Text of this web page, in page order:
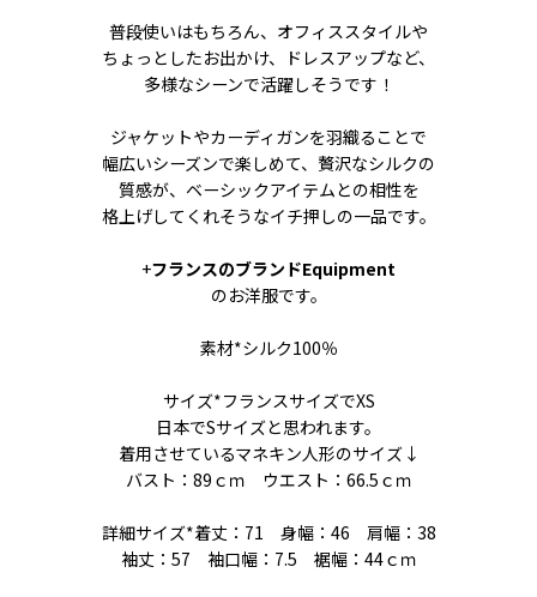
普段使いはもちろん、オフィススタイルや
ちょっとしたお出かけ、ドレスアップなど、
多様なシーンで活躍しそうです！
ジャケットやカーディガンを羽織ることで
幅広いシーズンで楽しめて、贅沢なシルクの
質感が、ベーシックアイテムとの相性を
格上げしてくれそうなイチ押しの一品です。
+フランスのブランドEquipment
のお洋服です。
素材*シルク100％
サイズ*フランスサイズでXS
日本でSサイズと思われます。
着用させているマネキン人形のサイズ↓
バスト：89ｃｍ ウエスト：66.5ｃｍ
詳細サイズ*着丈：71 身幅：46 肩幅：38
袖丈：57 袖口幅：7.5 裾幅：44ｃｍ